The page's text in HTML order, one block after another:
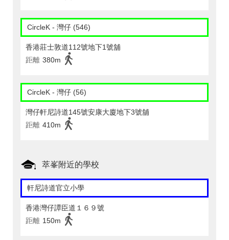
CircleK - 灣仔 (546)
香港莊士敦道112號地下1號舖
距離 380m
CircleK - 灣仔 (56)
灣仔軒尼詩道145號安康大廈地下3號舖
距離 410m
萃峯附近的學校
軒尼詩道官立小學
香港灣仔譚臣道１６９號
距離 150m